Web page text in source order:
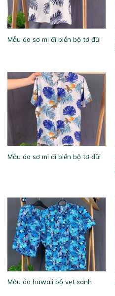
Mẫu áo sơ mi đi biển bộ tơ đũi
Mẫu áo sơ mi đi biển bộ tơ đũi
Mẫu áo hawaii bộ vẹt xanh